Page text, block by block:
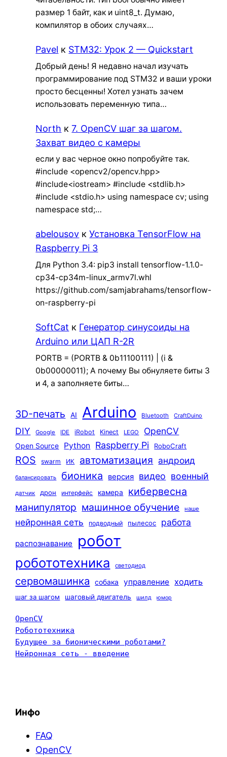
размер 1 байт, как и uint8_t. Думаю,
компилятор в обоих случаях…
Pavel к STM32: Урок 2 — Quickstart
Добрый день! Я недавно начал изучать
программирование под STM32 и ваши уроки
просто бесценны! Хотел узнать зачем
использовать переменную типа…
North к7. OpenCV шаг за шагом.
Захват видео с камеры
если у вас черное окно попробуйте так.
#include <opencv2/opencv.hpp>
#include<iostream> #include <stdlib.h>
#include <stdio.h> using namespace cv; using
namespace std;…
abelousov кУстановка TensorFlow на
Raspberry Pi 3
Для Python 3.4: pip3 install tensorflow-1.1.0-
cp34-cp34m-linux_armv7l.whl
https://github.com/samjabrahams/tensorflow-
on-raspberry-pi
SoftCat к Генератор синусоиды на
Arduino или ЦАП R-2R
PORTB = (PORTB & 0b11100111) | (i &
0b00000011); А почему Вы обнуляете биты 3
и 4, а заполняете биты…
3D-печать AI Arduino Bluetooth CraftDuino
DIY Google IDE iRobot Kinect LEGO OpenCV
Open Source Python Raspberry Pi RoboCraft
ROS swarm ИК автоматизация андроид
балансировать бионика версия видео военный
датчик дрон интерфейс камера кибервесна
манипулятор машинное обучение наше
нейронная сеть подводный пылесос работа
распознавание робот
робототехника светодиод
сервомашинка собака управление ходить
шаг за шагом шаговый двигатель шилд юмор
OpenCV
Робототехника
Будущее за бионическими роботами?
Нейронная сеть - введение
Инфо
FAQ
OpenCV